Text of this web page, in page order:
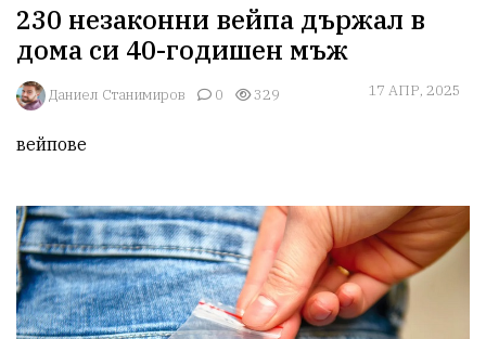
230 незаконни вейпа държал в
дома си 40-годишен мъж
Даниел Станимиров 0 329 17 АПР, 2025
вейпове